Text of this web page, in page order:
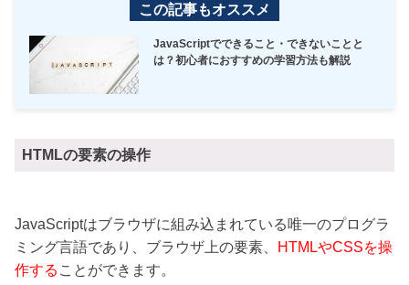
この記事もオススメ
JavaScriptでできること・できないことと
は？初心者におすすめの学習方法も解説
HTMLの要素の操作
JavaScriptはブラウザに組み込まれている唯一のプログラ
ミング言語であり、ブラウザ上の要素、
HTMLやCSSを操
作する ことができます。